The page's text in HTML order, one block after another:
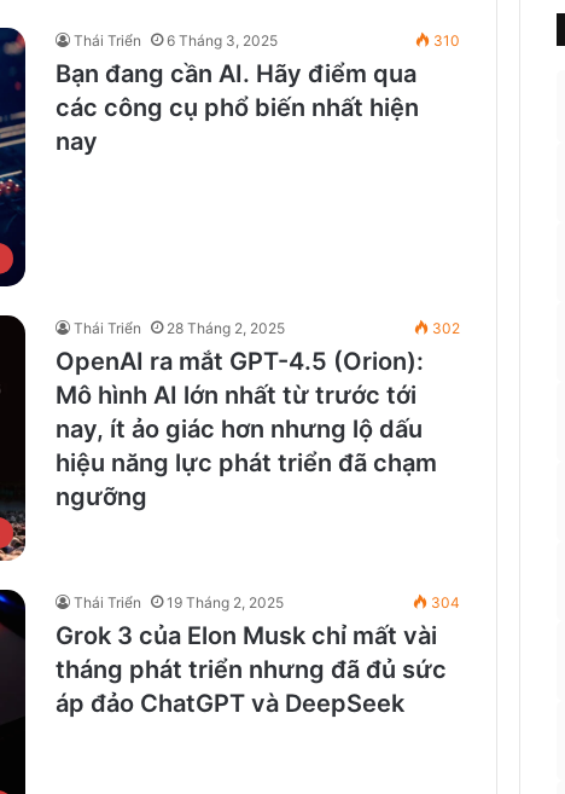
Thái Triển 6 Tháng 3, 2025 310
Bạn đang cần AI. Hãy điểm qua
các công cụ phổ biến nhất hiện
nay
Thái Triển 28 Tháng 2, 2025 302
OpenAI ra mắt GPT-4.5 (Orion):
Mô hình AI lớn nhất từ trước tới
nay, ít ảo giác hơn nhưng lộ dấu
hiệu năng lực phát triển đã chạm
ngưỡng
Thái Triển 19 Tháng 2, 2025 304
Grok 3 của Elon Musk chỉ mất vài
tháng phát triển nhưng đã đủ sức
áp đảo ChatGPT và DeepSeek